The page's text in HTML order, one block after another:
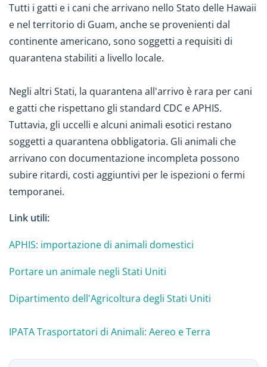
Tutti i gatti e i cani che arrivano nello Stato delle Hawaii
e nel territorio di Guam, anche se provenienti dal
continente americano, sono soggetti a requisiti di
quarantena stabiliti a livello locale.
Negli altri Stati, la quarantena all'arrivo è rara per cani
e gatti che rispettano gli standard CDC e APHIS.
Tuttavia, gli uccelli e alcuni animali esotici restano
soggetti a quarantena obbligatoria. Gli animali che
arrivano con documentazione incompleta possono
subire ritardi, costi aggiuntivi per le ispezioni o fermi
temporanei.
Link utili:
APHIS: importazione di animali domestici
Portare un animale negli Stati Uniti
Dipartimento dell'Agricoltura degli Stati Uniti
IPATA Trasportatori di Animali: Aereo e Terra